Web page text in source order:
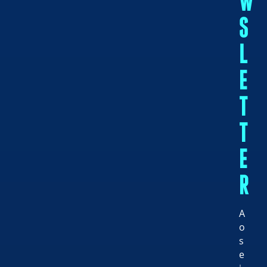
S
L
E
T
T
E
R
A
o
s
e